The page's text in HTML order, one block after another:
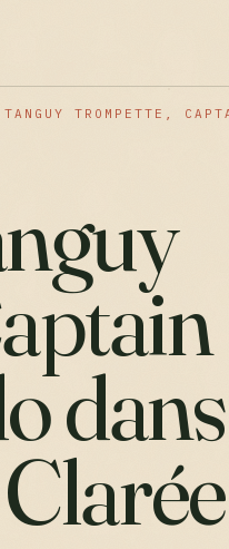
TROMPETTE,
dans